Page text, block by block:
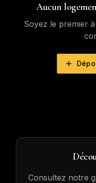
Aucun
Soyez le premier
Consultez notre